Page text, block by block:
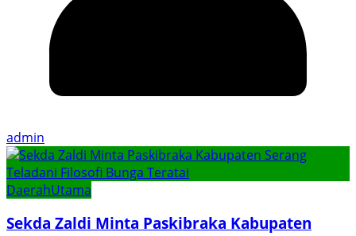
admin
DaerahUtama
Sekda Zaldi Minta Paskibraka Kabupaten